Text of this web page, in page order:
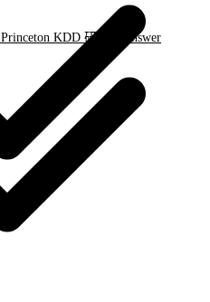
KDD 研究、Answer